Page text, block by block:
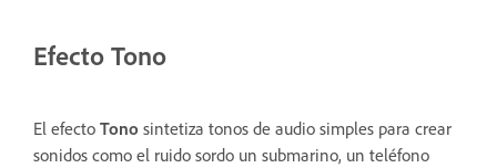
Efecto Tono
El efecto Tono sintetiza tonos de audio simples para crear
sonidos como el ruido sordo un submarino, un teléfono